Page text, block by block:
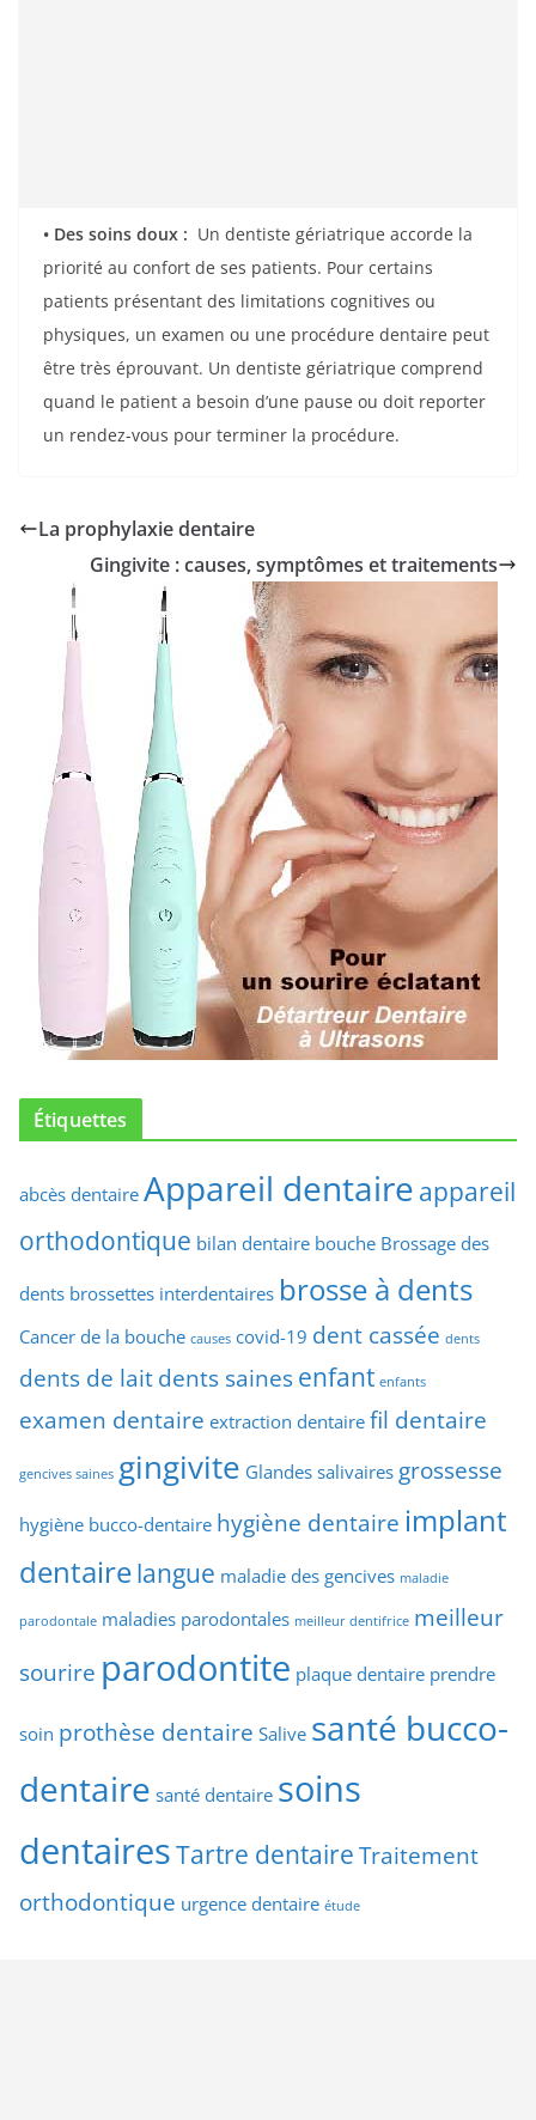
• Des soins doux : Un dentiste gériatrique accorde la
priorité au confort de ses patients. Pour certains
patients présentant des limitations cognitives ou
physiques, un examen ou une procédure dentaire peut
être très éprouvant. Un dentiste gériatrique comprend
quand le patient a besoin d’une pause ou doit reporter
un rendez-vous pour terminer la procédure.
La prophylaxie dentaire
Gingivite : causes, symptômes et traitements
Étiquettes
abcès dentaire Appareil dentaire appareil
orthodontique bilan dentaire bouche Brossage des
dents brossettes interdentaires brosse à dents
Cancer de la bouche causes covid-19 dent cassée dents
dents de lait dents saines enfant enfants
examen dentaire extraction dentaire fil dentaire
gencives saines gingivite Glandes salivaires grossesse
hygiène bucco-dentaire hygiène dentaire implant
dentairelangue maladie des gencives maladie
parodontale maladies parodontales meilleur dentifrice meilleur
sourire parodontite plaque dentaire prendre
soin prothèse dentaire Salive santé bucco-
dentaire santé dentaire soins
dentairesTartre dentaire Traitement
orthodontique urgence dentaire étude